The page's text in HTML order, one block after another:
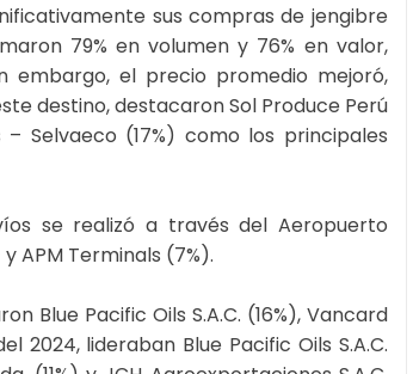
sus compras de jengibre
79% en volumen y 76% en valor,
embargo, el precio promedio mejoró,
destino, destacaron Sol Produce Perú
– Selvaeco (17%) como los principales
se realizó a través del Aeropuerto
APM Terminals (7%).
Blue Pacific Oils S.A.C. (16%), Vancard
2024, lideraban Blue Pacific Oils S.A.C.